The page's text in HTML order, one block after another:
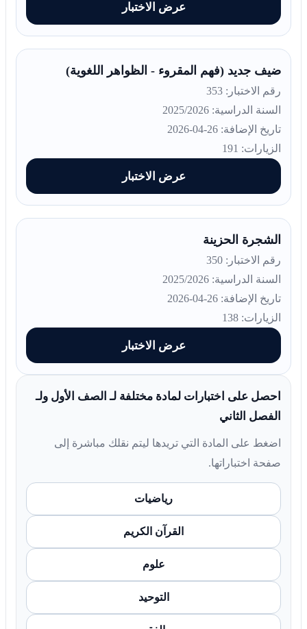
عرض الاختبار
ضيف جديد (فهم المقروء - الظواهر اللغوية)
رقم الاختبار: 353
السنة الدراسية: 2025/2026
تاريخ الإضافة: 26-04-2026
الزيارات: 191
عرض الاختبار
الشجرة الحزينة
رقم الاختبار: 350
السنة الدراسية: 2025/2026
تاريخ الإضافة: 26-04-2026
الزيارات: 138
عرض الاختبار
احصل على اختبارات لمادة مختلفة لـ الصف الأول ولـ
الفصل الثاني
اضغط على المادة التي تريدها ليتم نقلك مباشرة إلى
صفحة اختباراتها.
رياضيات
القرآن الكريم
علوم
التوحيد